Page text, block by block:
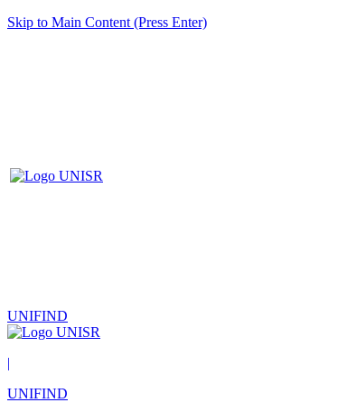
Skip to Main Content (Press Enter)
UNIFIND
|
UNIFIND